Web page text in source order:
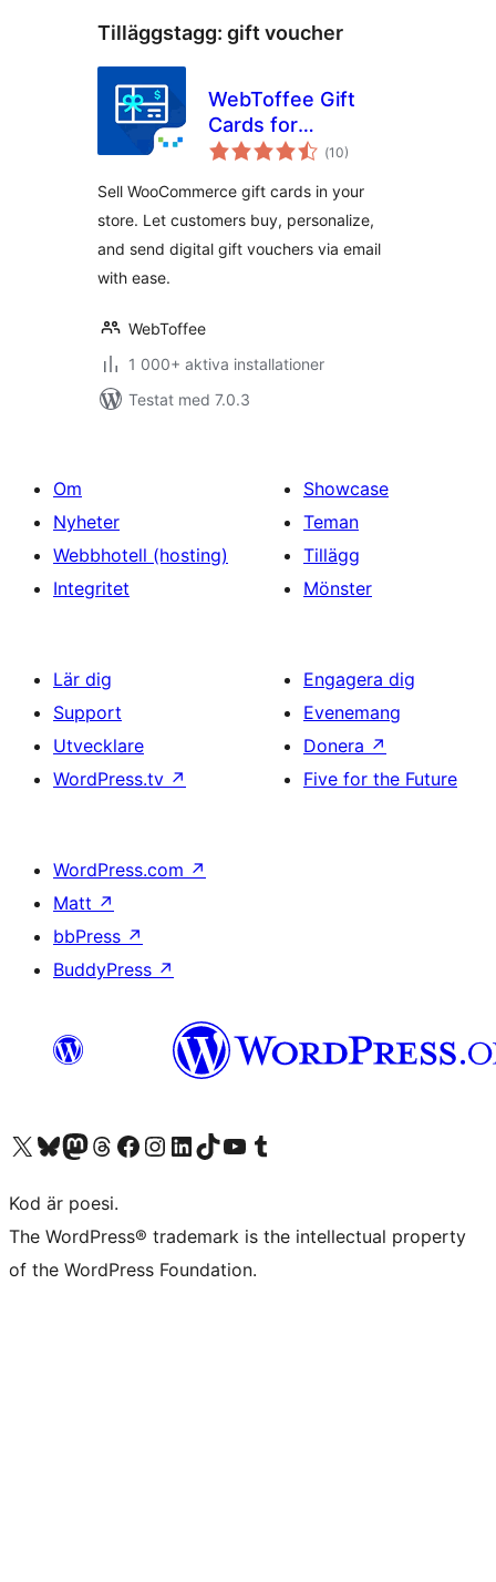
Tilläggstagg: gift voucher
WebToffee Gift
Cards for
WooCommerce
(Totalt
antal
10)
Sell WooCommerce gift cards in your
store. Let customers buy, personalize,
and send digital gift vouchers via email
with ease.
WebToffee
1 000+ aktiva installationer
Testat med 7.0.3
Om
Nyheter
Webbhotell (hosting)
Integritet
Showcase
Teman
Tillägg
Mönster
Lär dig
Support
Utvecklare
WordPress.tv ↗
Engagera dig
Evenemang
Donera ↗
Five for the Future
WordPress.com ↗
Matt ↗
bbPress ↗
BuddyPress ↗
Besök vår X-konto (f.d. Twitter)
Besök vårt Bluesky-konto
Besök vårt Mastodon-konto
Besök vårt Thread-konto
Besök vår Facebook-sidaBesök vårt Instagram-konto
Besök vårt LinkedIn-konto
Besök vårt TikTok-konto
Besök vår YouTube-kanalBesök vårt Tumblr-konto
Kod är poesi.
The WordPress® trademark is the intellectual property
of the WordPress Foundation.